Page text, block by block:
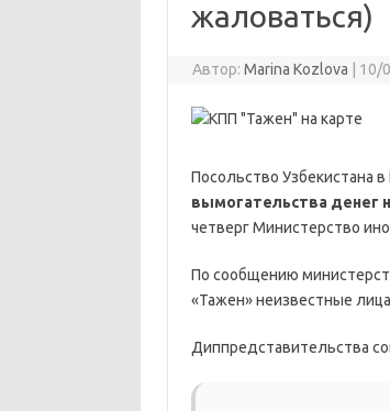
жаловаться)
Автор: Marina Kozlova 10/
Посольство Узбекистана
вымогательства денег
четверг Министерство
По сообщению
«Тажен» неизвестные
Диппредставительства